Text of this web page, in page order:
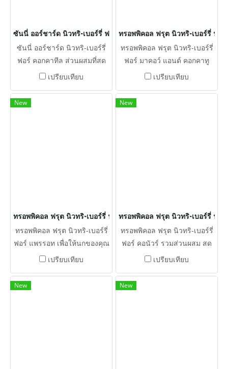
ซันนี่ ออร์ชาร์ด นิวทริ-เบอร์รี่ ฟอร์ คอกคาทีล
ซันนี่ ออร์ชาร์ด นิวทริ-เบอร์รี่
ฟอร์ คอกคาทีล ส่วนผสมที่สด
ใหม่ เมล็ดพืช วิตามินและแร่
ได้คุณค่าทางโภชนาการ
เปรียบเทียบ
ทรอพพิคอล ฟรุต นิวทริ-เบอร์รี่ ฟอ
ทรอพพิคอล ฟรุต นิวทริ-เบอร์รี่
ฟอร์ มาคอว์ แอนด์ คอกคาทู
ส่วนผสมทั้งหมดที่มีประโยชน์เห
ขนาดพอดีสำหรับนกมาคอว์
เปรียบเทียบ
New
ทรอพพิคอล ฟรุต นิวทริ-เบอร์รี่ ฟอร์ แพรรอท
ทรอพพิคอล ฟรุต นิวทริ-เบอร์รี่
ฟอร์ แพรรอท เพื่อให้นกของคุณ
ได้รับรสชาติและเนื้อสัมผัส
ของเมล็ดอาจเสริมวิตามินและ
เปรียบเทียบ
New
ทรอพพิคอล ฟรุต นิวทริ-เบอร์รี่ ฟอ
ทรอพพิคอล ฟรุต นิวทริ-เบอร์รี่
ฟอร์ คอนัวร์ รวมส่วนผสม สด
ใหม่ ทั้งเมล็ดพืชและวิตามิน
นี้ถูกรวมเข้าด้วยกันเพื่อให้ได้
เปรียบเทียบ
New New